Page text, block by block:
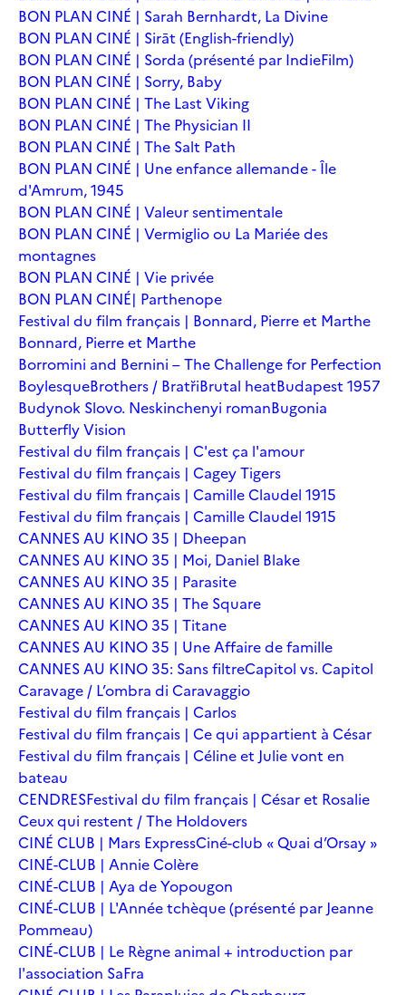
BON PLAN CINÉ | Sarah Bernhardt, La Divine
BON PLAN CINÉ | Sirāt (English-friendly)
BON PLAN CINÉ | Sorda (présenté par IndieFilm)
BON PLAN CINÉ | Sorry, Baby
BON PLAN CINÉ | The Last Viking
BON PLAN CINÉ | The Physician II
BON PLAN CINÉ | The Salt Path
BON PLAN CINÉ | Une enfance allemande - Île
d'Amrum, 1945
BON PLAN CINÉ | Valeur sentimentale
BON PLAN CINÉ | Vermiglio ou La Mariée des
montagnes
BON PLAN CINÉ | Vie privée
BON PLAN CINÉ| Parthenope
Festival du film français | Bonnard, Pierre et Marthe
Bonnard, Pierre et Marthe
Borromini and Bernini – The Challenge for Perfection
BoylesqueBrothers / BratřiBrutal heatBudapest 1957
Budynok Slovo. Neskinchenyi romanBugonia
Butterfly Vision
Festival du film français | C'est ça l'amour
Festival du film français | Cagey Tigers
Festival du film français | Camille Claudel 1915
Festival du film français | Camille Claudel 1915
CANNES AU KINO 35 | Dheepan
CANNES AU KINO 35 | Moi, Daniel Blake
CANNES AU KINO 35 | Parasite
CANNES AU KINO 35 | The Square
CANNES AU KINO 35 | Titane
CANNES AU KINO 35 | Une Affaire de famille
CANNES AU KINO 35: Sans filtreCapitol vs. Capitol
Caravage / L’ombra di Caravaggio
Festival du film français | Carlos
Festival du film français | Ce qui appartient à César
Festival du film français | Céline et Julie vont en
bateau
CENDRESFestival du film français | César et Rosalie
Ceux qui restent / The Holdovers
CINÉ CLUB | Mars ExpressCiné-club « Quai d’Orsay »
CINÉ-CLUB | Annie Colère
CINÉ-CLUB | Aya de Yopougon
CINÉ-CLUB | L'Année tchèque (présenté par Jeanne
Pommeau)
CINÉ-CLUB | Le Règne animal + introduction par
l'association SaFra